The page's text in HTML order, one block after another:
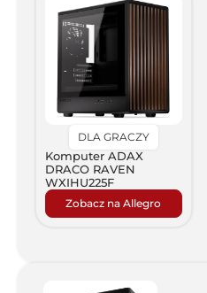
DLA GRACZY
Komputer ADAX
DRACO RAVEN
WXIHU225F
Zobacz na Allegro